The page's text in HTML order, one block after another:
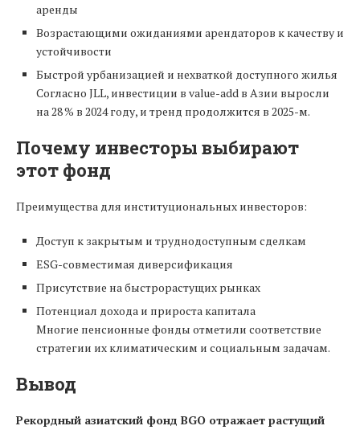
аренды
Возрастающими ожиданиями арендаторов к качеству и
устойчивости
Быстрой урбанизацией и нехваткой доступного жилья
Согласно JLL, инвестиции в value-add в Азии выросли
на 28 % в 2024 году, и тренд продолжится в 2025-м.
Почему инвесторы выбирают
этот фонд
Преимущества для институциональных инвесторов:
Доступ к закрытым и труднодоступным сделкам
ESG-совместимая диверсификация
Присутствие на быстрорастущих рынках
Потенциал дохода и прироста капитала
Многие пенсионные фонды отметили соответствие
стратегии их климатическим и социальным задачам.
Вывод
Рекордный азиатский фонд BGO отражает растущий